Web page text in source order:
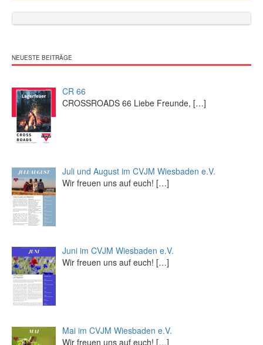
NEUESTE BEITRÄGE
CR 66
CROSSROADS 66 Liebe Freunde, […]
Juli und August im CVJM Wiesbaden e.V.
Wir freuen uns auf euch! […]
Juni im CVJM Wiesbaden e.V.
Wir freuen uns auf euch! […]
Mai im CVJM Wiesbaden e.V.
Wir freuen uns auf euch! […]